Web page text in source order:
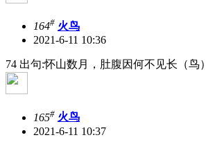
164# 火鸟
2021-6-11 10:36
74 出句:怀山数月，肚腹因何不见长（鸟）
165# 火鸟
2021-6-11 10:37